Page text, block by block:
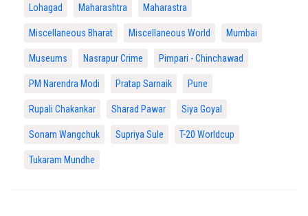
Lohagad Maharashtra Maharastra
Miscellaneous Bharat Miscellaneous World Mumbai
Museums Nasrapur Crime Pimpari - Chinchawad
PM Narendra Modi Pratap Sarnaik Pune
Rupali Chakankar Sharad Pawar Siya Goyal
Sonam Wangchuk Supriya Sule T-20 Worldcup
Tukaram Mundhe